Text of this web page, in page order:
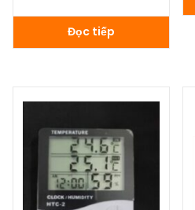
Đọc tiếp